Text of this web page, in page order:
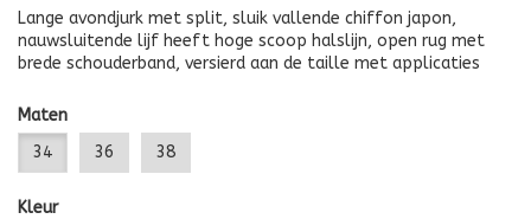
Lange avondjurk met split, sluik vallende chiffon japon,
nauwsluitende lijf heeft hoge scoop halslijn, open rug met
brede schouderband, versierd aan de taille met applicaties
Maten
34
36 38
Kleur